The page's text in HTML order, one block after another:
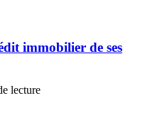
immobilier de ses
lecture